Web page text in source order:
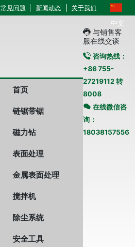
中文
常见问题 新闻动态
关于我们
与销售客
服在线交谈
咨询热线：
+86 755-
27219112 转
8008
在线微信咨
询：
18038157556
首页
链锯带锯
磁力钻
表面处理
金属表面处理
搅拌机
除尘系统
安全工具